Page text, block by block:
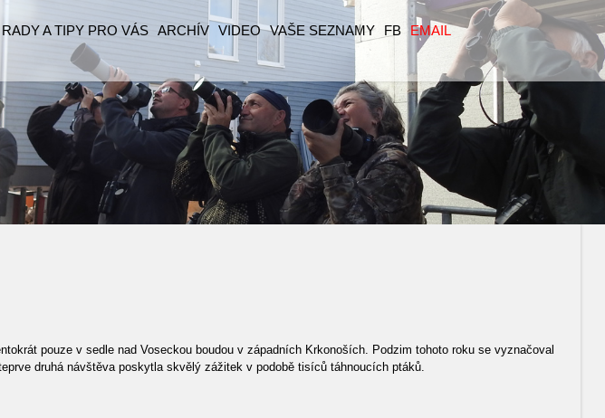
RADY A TIPY PRO VÁS ARCHÍV VIDEO VAŠE SEZNAMY FB EMAIL
pouze v sedle nad Voseckou boudou v západních Krkonoších. Podzim tohoto roku se vyznačoval
druhá návštěva poskytla skvělý zážitek v podobě tisíců táhnoucích ptáků.